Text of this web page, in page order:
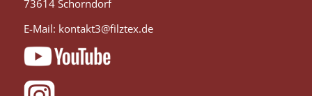
73614 Schorndorf
E-Mail: kontakt3@filztex.de